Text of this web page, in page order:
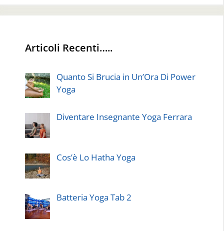
Articoli Recenti…..
Quanto Si Brucia in Un’Ora Di Power
Yoga
Diventare Insegnante Yoga Ferrara
Cos’è Lo Hatha Yoga
Batteria Yoga Tab 2